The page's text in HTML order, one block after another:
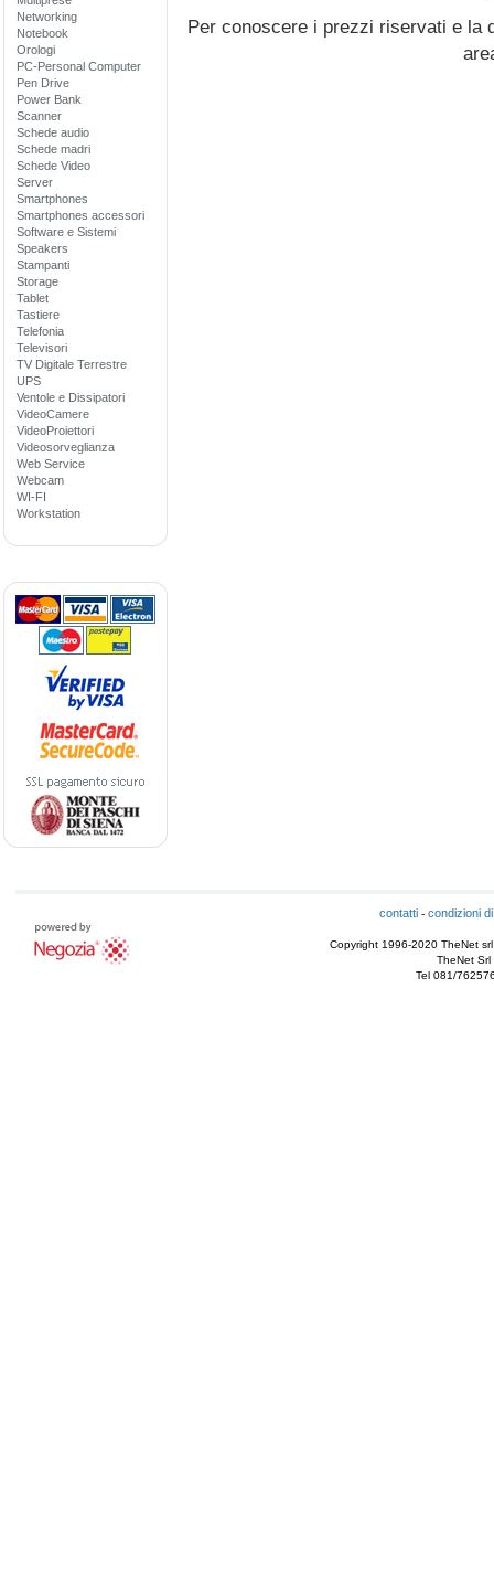
Networking
Notebook
Orologi
PC-Personal Computer
Pen Drive
Power Bank
Scanner
Schede audio
Schede madri
Schede Video
Server
Smartphones
Smartphones accessori
Software e Sistemi
Speakers
Stampanti
Storage
Tablet
Tastiere
Telefonia
Televisori
TV Digitale Terrestre
UPS
Ventole e Dissipatori
VideoCamere
VideoProiettori
Videosorveglianza
Web Service
Webcam
WI-FI
Workstation
Per conoscere i prezzi riservati e la
contatti- condizioni
Copyright 1996-2020 TheNet
TheNet Srl
Tel 081/